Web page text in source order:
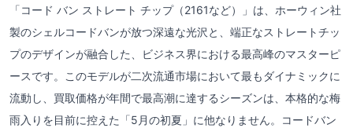
「コード バン ストレート チップ（2161など）」は、ホーウィン社
製のシェルコードバンが放つ深遠な光沢と、端正なストレートチッ
プのデザインが融合した、ビジネス界における最高峰のマスターピ
ースです。このモデルが二次流通市場において最もダイナミックに
流動し、買取価格が年間で最高潮に達するシーズンは、本格的な梅
雨入りを目前に控えた「5月の初夏」に他なりません。コードバン